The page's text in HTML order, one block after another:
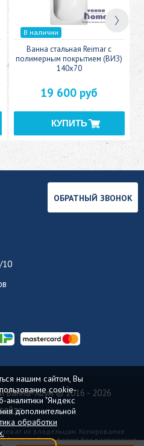
В наличии
Ванна стальная Reimar с
полимерным покрытием (ВИЗ)
140x70
19 600 руб
10
ОБРАТНЫЙ ЗВОНОК
Ванна-Хоум© 2016 - 2026
их владельцам. Копирование
бы то ни было форме без разрешения
нашим сайтом, Вы
cookie-
аналитики "Яндекс
дополнительной
обработки